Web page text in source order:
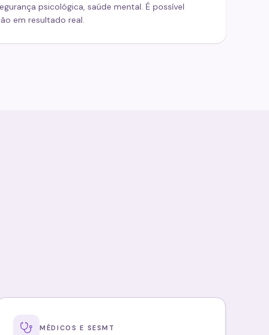
psicológica, saúde mental. É possível
em resultado real.
MÉDICOS E SESMT